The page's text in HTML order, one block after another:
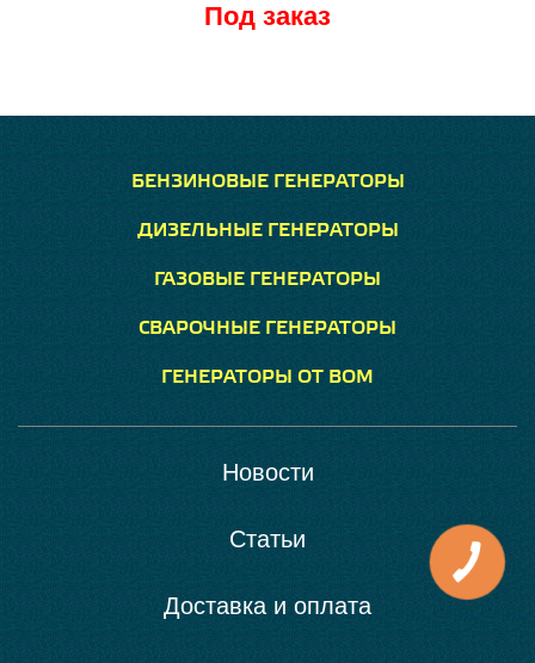
Под заказ
БЕНЗИНОВЫЕ ГЕНЕРАТОРЫ
ДИЗЕЛЬНЫЕ ГЕНЕРАТОРЫ
ГАЗОВЫЕ ГЕНЕРАТОРЫ
СВАРОЧНЫЕ ГЕНЕРАТОРЫ
ГЕНЕРАТОРЫ ОТ ВОМ
Новости
Статьи
Доставка и оплата